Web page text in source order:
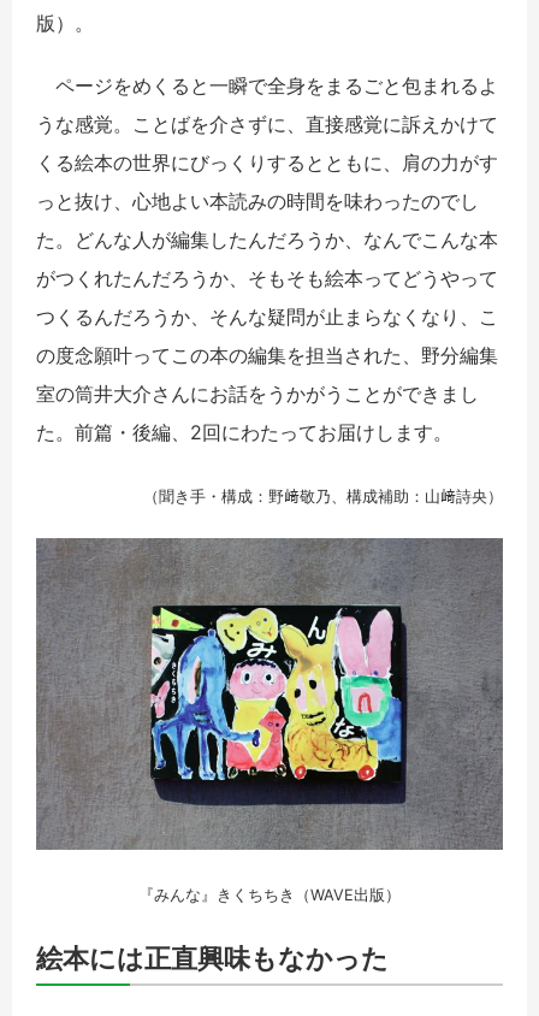
版）。
ページをめくると一瞬で全身をまるごと包まれるよ
うな感覚。ことばを介さずに、直接感覚に訴えかけて
くる絵本の世界にびっくりするとともに、肩の力がす
っと抜け、心地よい本読みの時間を味わったのでし
た。どんな人が編集したんだろうか、なんでこんな本
がつくれたんだろうか、そもそも絵本ってどうやって
つくるんだろうか、そんな疑問が止まらなくなり、こ
の度念願叶ってこの本の編集を担当された、野分編集
室の筒井大介さんにお話をうかがうことができまし
た。前篇・後編、2回にわたってお届けします。
（聞き手・構成：野﨑敬乃、構成補助：山﨑詩央）
『みんな』きくちちき（WAVE出版）
絵本には正直興味もなかった